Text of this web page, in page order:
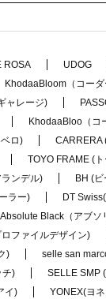
ROSA UDOG
KhodaaBloom（コーダ
ャレージ)
KhodaaBloo（コ
ロ)
CARRERA
TOYO FRAME (
ンデル)
BH (
ラー)
DT
Absolute Black（アブソ
ファイルデザイン)
)
selle san
チ)
SELLE SMP
イ)
YONEX(ヨ